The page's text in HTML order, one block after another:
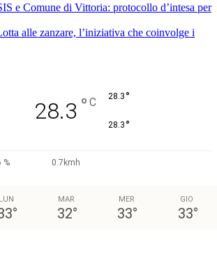
e Comune di Vittoria: protocollo d’intesa per
alle zanzare, l’iniziativa che coinvolge i
28.3 ° C 28.3 °
28.3 °
%
0.7kmh
LUN
°
MAR
32°
MER
33°
GIO
33°